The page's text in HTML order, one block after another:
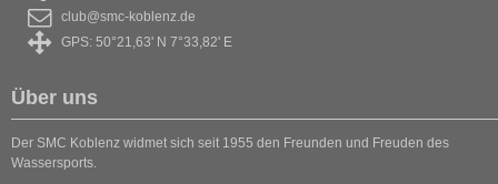
club@smc-koblenz.de
GPS: 50°21,63' N 7°33,82' E
Über uns
Der SMC Koblenz widmet sich seit 1955 den Freunden und Freuden des
Wassersports.